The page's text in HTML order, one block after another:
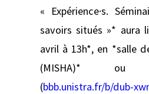
« Expérience·s.
savoirs situés »* aura
avril à 13h*, en *salle
(MISHA)*
(bbb.unistra.fr/b/dub-